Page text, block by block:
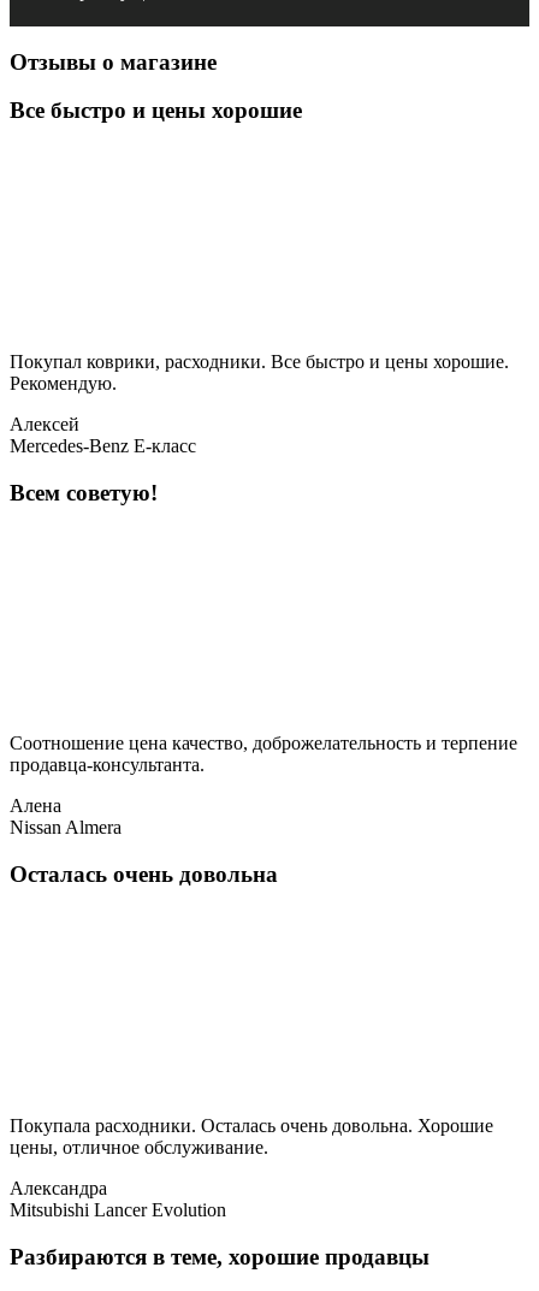
Отзывы о магазине
Все быстро и цены хорошие
Покупал коврики, расходники. Все быстро и цены хорошие.
Рекомендую.
Алексей
Mercedes-Benz E-класс
Всем советую!
Соотношение цена качество, доброжелательность и терпение
продавца-консультанта.
Алена
Nissan Almera
Осталась очень довольна
Покупала расходники. Осталась очень довольна. Хорошие
цены, отличное обслуживание.
Александра
Mitsubishi Lancer Evolution
Разбираются в теме, хорошие продавцы